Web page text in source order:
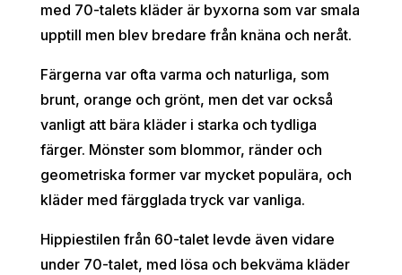
med 70-talets kläder är byxorna som var smala
upptill men blev bredare från knäna och neråt.
Färgerna var ofta varma och naturliga, som
brunt, orange och grönt, men det var också
vanligt att bära kläder i starka och tydliga
färger. Mönster som blommor, ränder och
geometriska former var mycket populära, och
kläder med färgglada tryck var vanliga.
Hippiestilen från 60-talet levde även vidare
under 70-talet, med lösa och bekväma kläder